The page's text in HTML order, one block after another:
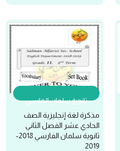
ثانوية سلمان الفارسي
مذكرة لغة إنجليزية الصف
الحادي عشر الفصل الثاني
ثانوية سلمان الفارسي 2018-
2019